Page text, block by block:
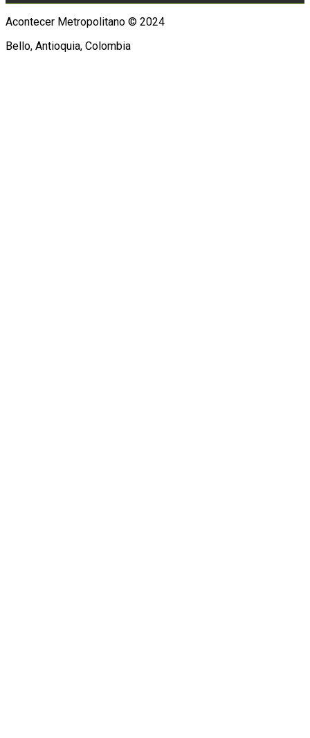
Acontecer Metropolitano © 2024
Bello, Antioquia, Colombia